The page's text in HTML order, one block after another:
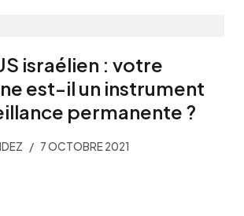
israélien : votre
est-il un instrument
permanente ?
7 OCTOBRE 2021